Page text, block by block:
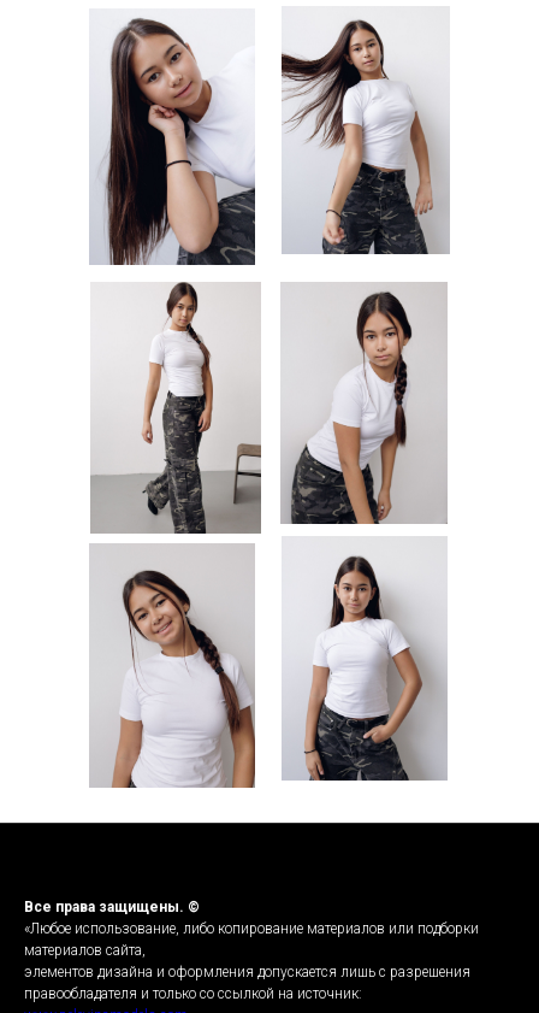
Все права защищены. ©
«Любое использование, либо копирование материалов или подборки
материалов сайта,
элементов дизайна и оформления допускается лишь с разрешения
правообладателя и только со ссылкой на источник: